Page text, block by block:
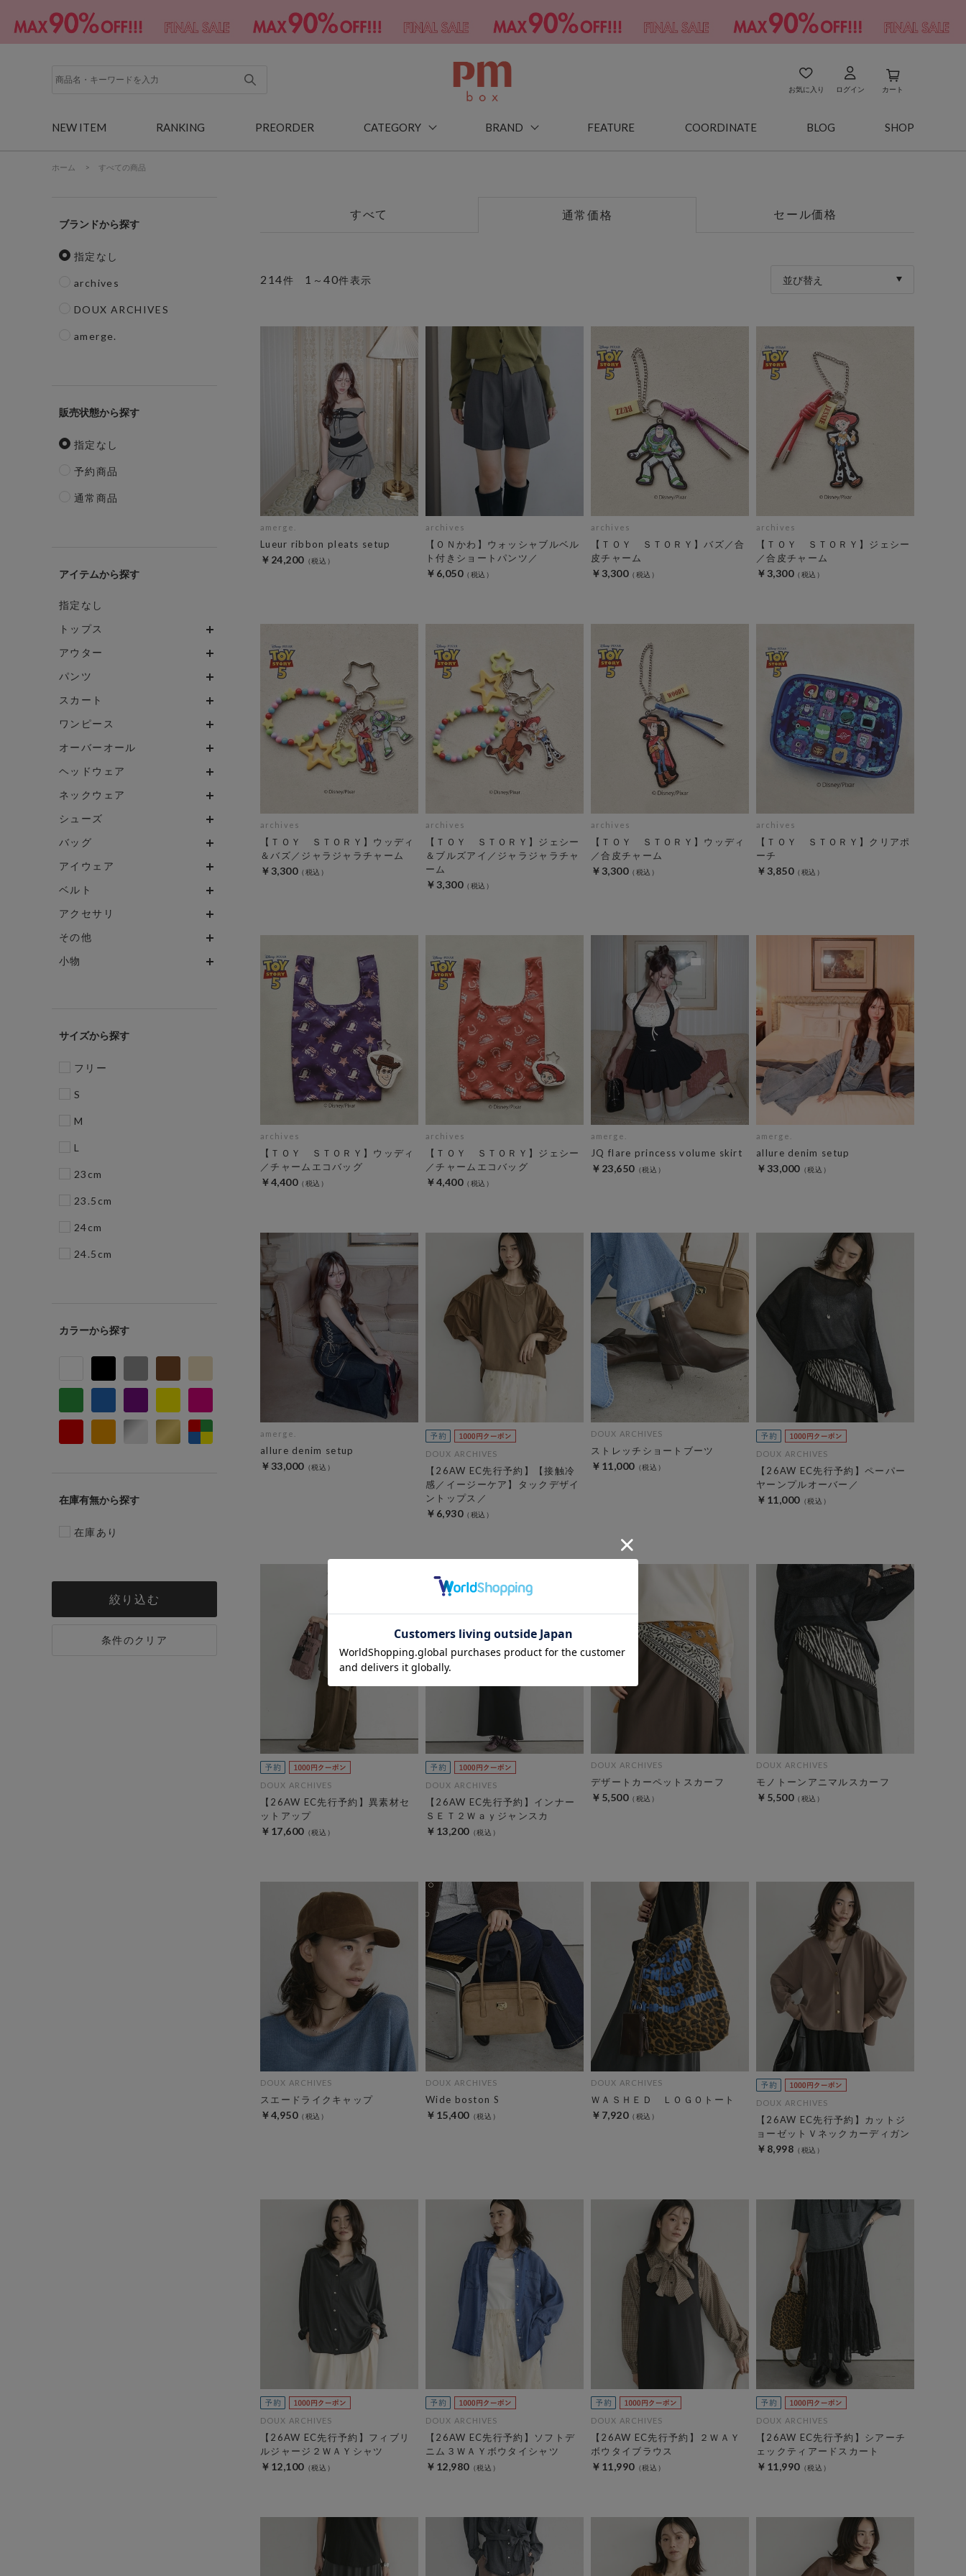
お気に入り ログイン カート
NEW ITEM RANKING PREORDER CATEGORY BRAND FEATURE COORDINATE BLOG SHOP
ホーム > すべての商品
ブランド
指定なし
archives
DOUX ARCHIVES
amerge.
販売状態
指定なし
予約商品
通常商品
アイテム
指定なし
トップス
アウター
パンツ
スカート
ワンピース
オーバーオール
ヘッドウェア
ネックウェア
シューズ
バッグ
アイウェア
ベルト
アクセサリ
その他
小物
サイズ
フリー
S
M
L
23cm
23.5cm
24cm
24.5cm
カラー
在庫有無
在庫あり
絞り込む
条件のクリア
すべて 通常価格 セール価格
214件 1 ～40件表示 並び替え
amerge.
Lueur ribbon pleats setup
￥24,200
archives
【ＯＮかわ】ウォッシャブルベル
ト付きショートパンツ／
￥6,050
archives
【ＴＯＹ ＳＴＯＲＹ】バズ／合
皮チャーム
￥3,300
archives
【ＴＯＹ ＳＴＯＲＹ】ジェシー
／合皮チャーム
￥3,300
archives
【ＴＯＹ ＳＴＯＲＹ】ウッディ
＆バズ／ジャラジャラチャーム
￥3,300
archives
【ＴＯＹ ＳＴＯＲＹ】ジェシー
＆ブルズアイ／ジャラジャラチャ
ーム
￥3,300
archives
【ＴＯＹ ＳＴＯＲＹ】ウッディ
／合皮チャーム
￥3,300
archives
【ＴＯＹ ＳＴＯＲＹ】クリアポ
ーチ
￥3,850
archives
【ＴＯＹ ＳＴＯＲＹ】ウッディ
／チャームエコバッグ
￥4,400
archives
【ＴＯＹ ＳＴＯＲＹ】ジェシー
／チャームエコバッグ
￥4,400
amerge.
JQ flare princess volume skirt
￥23,650
amerge.
allure denim setup
￥33,000
amerge.
allure denim setup
￥33,000
DOUX ARCHIVES
【26AW EC先行予約】【接触冷
感／イージーケア】タックデザイ
ントップス／
￥6,930
DOUX ARCHIVES
ストレッチショートブーツ
￥11,000
DOUX ARCHIVES
【26AW EC先行予約】ペーパー
ヤーンプルオーバー／
￥11,000
DOUX ARCHIVES
【26AW EC先行予約】異素材セ
ットアップ
￥17,600
DOUX ARCHIVES
【26AW EC先行予約】インナー
ＳＥＴ２Ｗａｙジャンスカ
￥13,200
DOUX ARCHIVES
デザートカーペットスカーフ
￥5,500
DOUX ARCHIVES
モノトーンアニマルスカーフ
￥5,500
DOUX ARCHIVES
スエードライクキャップ
￥4,950
DOUX ARCHIVES
Wide boston S
￥15,400
DOUX ARCHIVES
ＷＡＳＨＥＤ ＬＯＧＯトート
￥7,920
DOUX ARCHIVES
【26AW EC先行予約】カットジ
ョーゼットＶネックカーディガン
￥8,998
DOUX ARCHIVES
【26AW EC先行予約】フィブリ
ルジャージ２ＷＡＹシャツ
￥12,100
DOUX ARCHIVES
【26AW EC先行予約】ソフトデ
ニム３ＷＡＹボウタイシャツ
￥12,980
DOUX ARCHIVES
【26AW EC先行予約】２ＷＡＹ
ボウタイブラウス
￥11,990
DOUX ARCHIVES
【26AW EC先行予約】シアーチ
ェックティアードスカート
￥11,990